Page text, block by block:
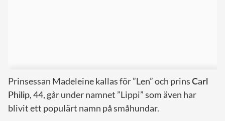
Prinsessan Madeleine kallas för ”Len” och prinsCarl
Philip, 44, går under namnet ”Lippi” som även har
blivit ett populärt namn på småhundar.